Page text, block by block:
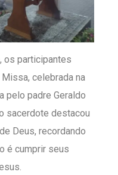
os participantes
celebrada na
pelo padre Geraldo
sacerdote destacou
Deus, recordando
é cumprir seus